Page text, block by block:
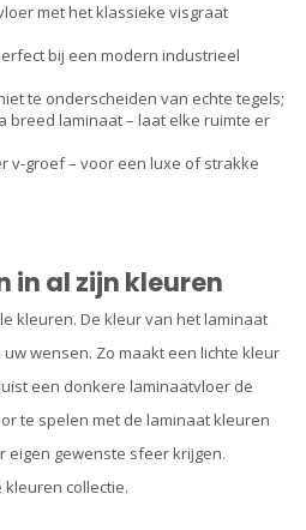
met het klassieke visgraat
bij een modern industrieel
te onderscheiden van echte tegels;
breed laminaat – laat elke ruimte er
v-groef – voor een luxe of strakke
in al zijn kleuren
kleuren. De kleur van het laminaat
wensen. Zo maakt een lichte kleur
een donkere laminaatvloer de
te spelen met de laminaat kleuren
eigen gewenste sfeer krijgen.
collectie.